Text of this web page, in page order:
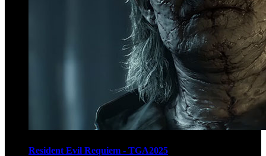
Resident Evil Requiem - TGA2025